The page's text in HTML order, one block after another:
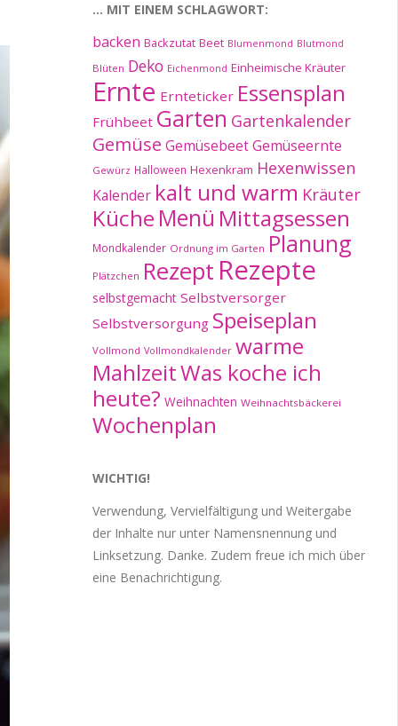
… MIT EINEM SCHLAGWORT:
backen Backzutat Beet Blumenmond Blutmond
Blüten Deko Eichenmond Einheimische Kräuter
Ernte Ernteticker Essensplan
Frühbeet Garten Gartenkalender
Gemüse Gemüsebeet Gemüseernte
Gewürz Halloween Hexenkram Hexenwissen
Kalender kalt und warm Kräuter
Küche Menü Mittagsessen
Mondkalender Ordnung im Garten Planung
Plätzchen Rezept Rezepte
selbstgemacht Selbstversorger
Selbstversorgung Speiseplan
Vollmond Vollmondkalender warme
MahlzeitWas koche ich
heute? Weihnachten Weihnachtsbäckerei
Wochenplan
WICHTIG!
Verwendung, Vervielfältigung und Weitergabe
der Inhalte nur unter Namensnennung und
Linksetzung. Danke. Zudem freue ich mich über
eine Benachrichtigung.